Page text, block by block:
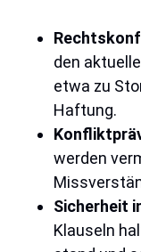
den
etwa zu
Haftung.
werden
Sicherheit
Klauseln